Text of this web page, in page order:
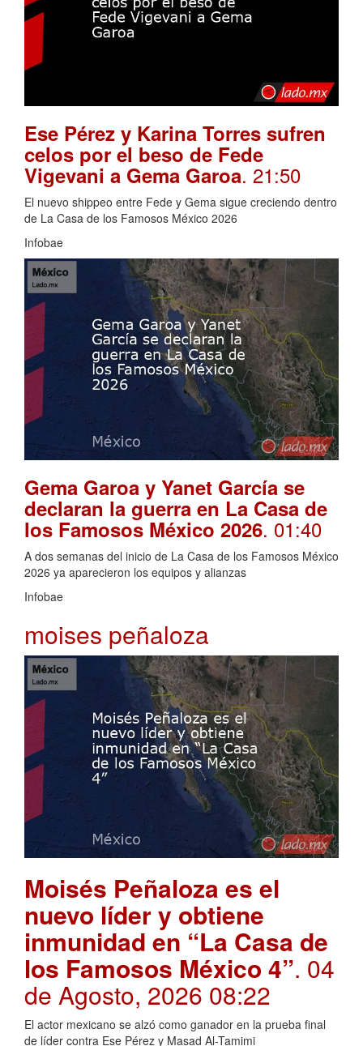
Ese Pérez y Karina Torres sufren
celos por el beso de Fede
Vigevani a Gema Garoa. 21:50
El nuevo shippeo entre Fede y Gema sigue creciendo dentro
de La Casa de los Famosos México 2026
Infobae
Gema Garoa y Yanet García se
declaran la guerra en La Casa de
los Famosos México 2026. 01:40
A dos semanas del inicio de La Casa de los Famosos México
2026 ya aparecieron los equipos y alianzas
Infobae
moises peñaloza
Moisés Peñaloza es el
nuevo líder y obtiene
inmunidad en “La Casa de
los Famosos México 4”. 04
de Agosto, 2026 08:22
El actor mexicano se alzó como ganador en la prueba final
de líder contra Ese Pérez y Masad Al-Tamimi